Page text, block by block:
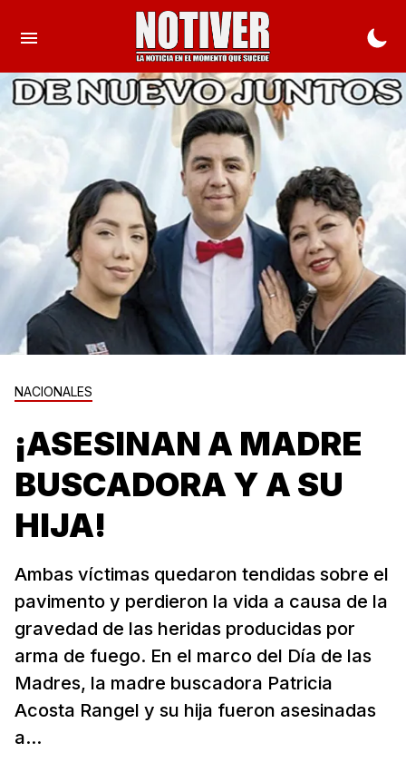
NACIONALES
¡ASESINAN A MADRE
BUSCADORA Y A SU
HIJA!
Ambas víctimas quedaron tendidas sobre el
pavimento y perdieron la vida a causa de la
gravedad de las heridas producidas por
arma de fuego. En el marco del Día de las
Madres, la madre buscadora Patricia
Acosta Rangel y su hija fueron asesinadas
a...